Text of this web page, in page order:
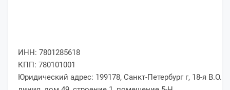
ИНН: 7801285618
КПП: 780101001
Юридический адрес: 199178, Санкт-Петербург г, 18-я В.О.